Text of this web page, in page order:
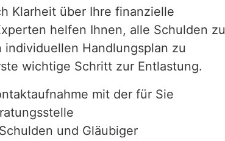
Klarheit über Ihre finanzielle
helfen Ihnen, alle Schulden zu
individuellen Handlungsplan zu
wichtige Schritt zur Entlastung.
mit der für Sie
und Gläubiger